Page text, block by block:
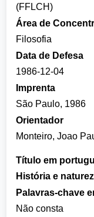
(FFLCH)
Área de
Filosofia
Data de Defesa
1986-12-04
Imprenta
São Paulo, 1986
Orientador
Monteiro, Joao
Título em
História e
Palavras-chave
Não consta